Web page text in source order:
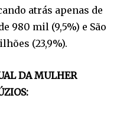
atrás apenas de
980 mil (9,5%) e São
(23,9%).
DA MULHER